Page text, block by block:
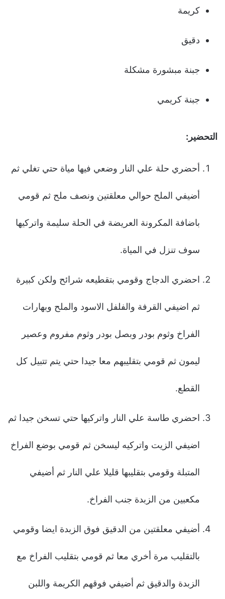
كريمة
دقيق
جبنة مبشورة مشكلة
جبنة كريمي
التحضير:
أحضري حلة علي النار وضعي فيها مياة حتي تغلي ثم
أضيفي الملح حوالي معلقتين ونصف ملح ثم قومي
باضافة المكرونة العريضة في الحلة سليمة واتركيها
سوف تنزل في المياة.
احضري الدجاج وقومي بتقطيعه شرائح ولكن كبيرة
ثم اضيفي القرفة والفلفل الاسود والملح وبهارات
الفراخ وثوم بودر وبصل بودر وثوم مفروم وعصير
ليمون ثم قومي بتقليبهم معا جيدا حتي يتم تتبيل كل
القطع.
احضري طاسة علي النار واتركيها حتي تسخن جيدا ثم
اضيفي الزيت واتركيه ليسخن ثم قومي بوضع الفراخ
المتبلة وقومي بتقليبها قليلا علي النار ثم أضيفي
مكعبين من الزبدة جنب الفراخ.
أضيفي معلقتين من الدقيق فوق الزبدة ايضا وقومي
بالتقليب مرة أخري معا ثم قومي بتقليب الفراخ مع
الزبدة والدقيق ثم أضيفي فوقهم الكريمة واللبن